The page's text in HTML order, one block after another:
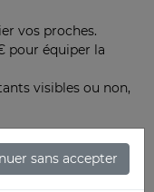
vos proches.
pour équiper la
visibles ou non,
et à la famille
via :
sans accepter